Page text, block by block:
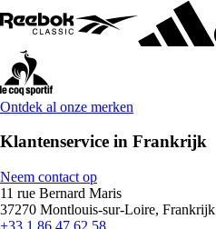
Ontdek al onze merken
Klantenservice in Frankrijk
Neem contact op
11 rue Bernard Maris
37270 Montlouis-sur-Loire, Frankrijk
+33 1 86 47 62 58